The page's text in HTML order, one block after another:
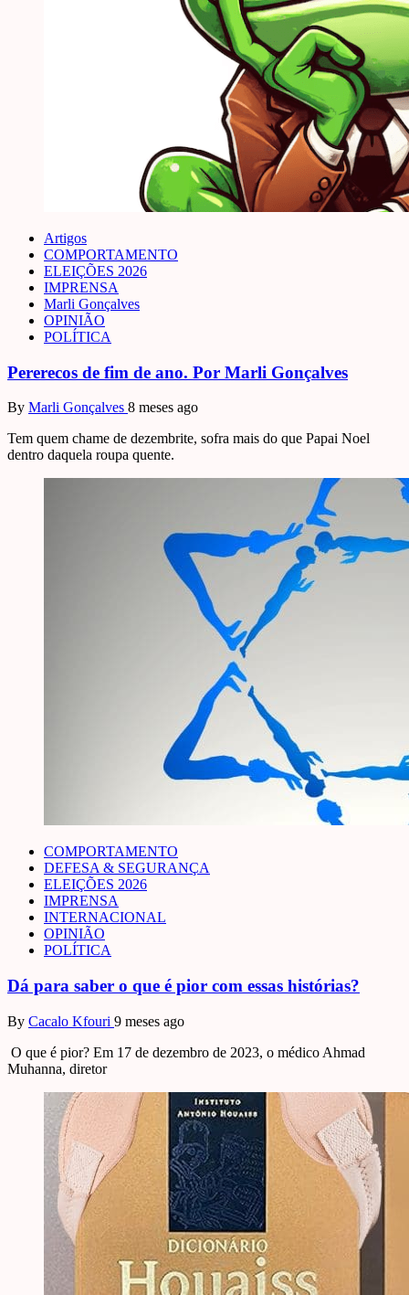
Artigos
COMPORTAMENTO
ELEIÇÕES 2026
IMPRENSA
Marli Gonçalves
OPINIÃO
POLÍTICA
Pererecos de fim de ano. Por Marli Gonçalves
By Marli Gonçalves 8 meses ago
Tem quem chame de dezembrite, sofra mais do que Papai Noel
dentro daquela roupa quente.
COMPORTAMENTO
DEFESA & SEGURANÇA
ELEIÇÕES 2026
IMPRENSA
INTERNACIONAL
OPINIÃO
POLÍTICA
Dá para saber o que é pior com essas histórias?
By Cacalo Kfouri 9 meses ago
O que é pior? Em 17 de dezembro de 2023, o médico Ahmad
Muhanna, diretor